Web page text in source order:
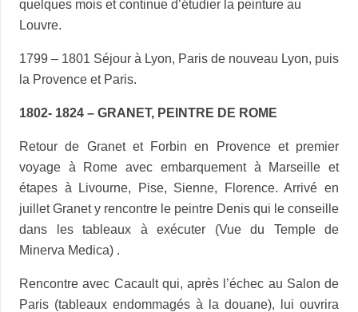
quelques mois et continue d’étudier la peinture au
Louvre.
1799 – 1801 Séjour à Lyon, Paris de nouveau Lyon, puis
la Provence et Paris.
1802- 1824 – GRANET, PEINTRE DE ROME
Retour de Granet et Forbin en Provence et premier
voyage à Rome avec embarquement à Marseille et
étapes à Livourne, Pise, Sienne, Florence. Arrivé en
juillet Granet y rencontre le peintre Denis qui le conseille
dans les tableaux à exécuter (Vue du Temple de
Minerva Medica) .
Rencontre avec Cacault qui, après l’échec au Salon de
Paris (tableaux endommagés à la douane), lui ouvrira